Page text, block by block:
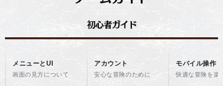
メニューとUI
画面の見方について
アカウント
安心な冒険のために
モバイル操作
快適な冒険を楽